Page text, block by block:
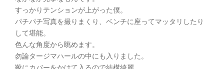
すっかりテンションが上がった僕。
パチパチ写真を撮りまくり、ベンチに座ってマッタリしたり
して堪能。
色んな角度から眺めます。
勿論タージマハールの中にも入りました。